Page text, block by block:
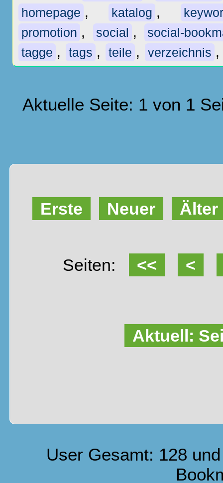
homepage , katalog ,
promotion , social ,
social-
tagge , tags , teile , verzeichnis ,
Aktuelle Seite: 1 von 1
Erste Neuer Älter
Seiten: << <
Aktuell:
User Gesamt: 128